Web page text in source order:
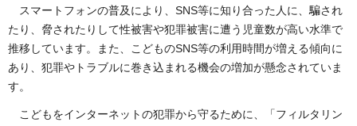
スマートフォンの普及により、SNS等に知り合った人に、騙され
たり、脅されたりして性被害や犯罪被害に遭う児童数が高い水準で
推移しています。また、こどものSNS等の利用時間が増える傾向に
あり、犯罪やトラブルに巻き込まれる機会の増加が懸念されていま
す。
こどもをインターネットの犯罪から守るために、「フィルタリン